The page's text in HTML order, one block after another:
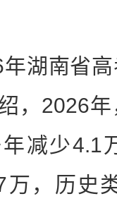
南省高
，2026
减少4.1
万，历史